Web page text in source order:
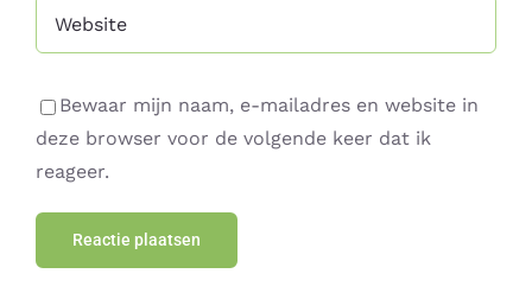
Bewaar mijn naam, e-mailadres en website in
deze browser voor de volgende keer dat ik
reageer.